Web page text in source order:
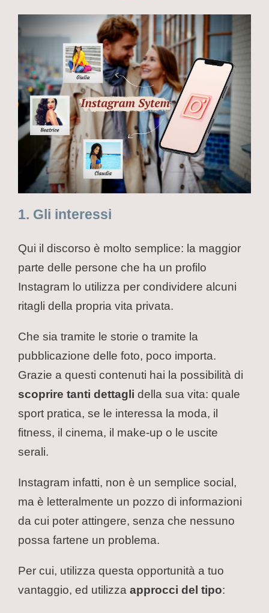
1. Gli interessi
Qui il discorso è molto semplice: la maggior
parte delle persone che ha un profilo
Instagram lo utilizza per condividere alcuni
ritagli della propria vita privata.
Che sia tramite le storie o tramite la
pubblicazione delle foto, poco importa.
Grazie a questi contenuti hai la possibilità di
scoprire tanti dettagli della sua vita: quale
sport pratica, se le interessa la moda, il
fitness, il cinema, il make-up o le uscite
serali.
Instagram infatti, non è un semplice social,
ma è letteralmente un pozzo di informazioni
da cui poter attingere, senza che nessuno
possa fartene un problema.
Per cui, utilizza questa opportunità a tuo
vantaggio, ed utilizza approcci del tipo: